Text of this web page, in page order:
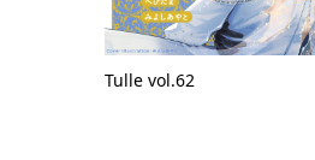
Tulle vol.62